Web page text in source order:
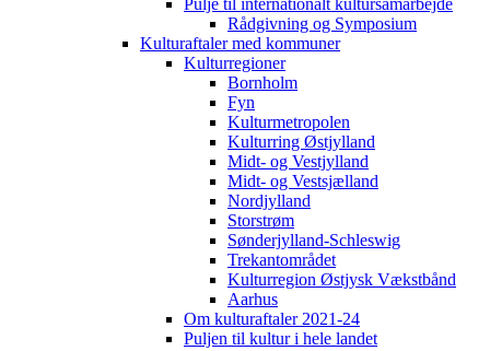
Pulje til internationalt kultursamarbejde
Rådgivning og Symposium
Kulturaftaler med kommuner
Kulturregioner
Bornholm
Fyn
Kulturmetropolen
Kulturring Østjylland
Midt- og Vestjylland
Midt- og Vestsjælland
Nordjylland
Storstrøm
Sønderjylland-Schleswig
Trekantområdet
Kulturregion Østjysk Vækstbånd
Aarhus
Om kulturaftaler 2021-24
Puljen til kultur i hele landet